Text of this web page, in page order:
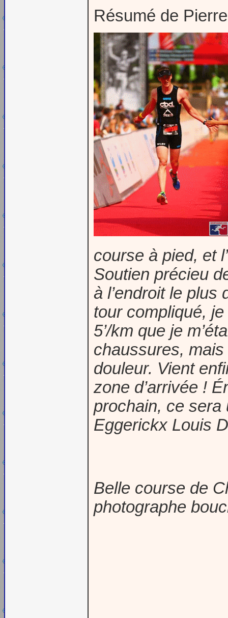
Résumé de
course à pied, et
Soutien précieu
à l’endroit le
tour compliqué,
5’/km que je
chaussures, mais
douleur. Vient
zone d’arrivée !
prochain, ce sera
Eggerickx Louis
Belle course de
photographe